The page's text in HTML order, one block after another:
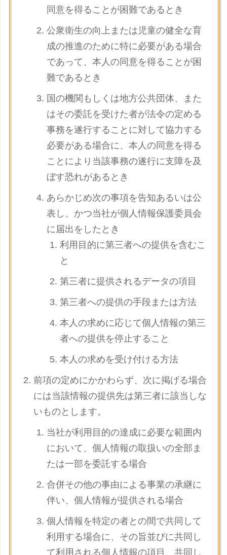
同意を得ることが困難であるとき
公衆衛生の向上または児童の健全な育
成の推進のために特に必要がある場合
であって、本人の同意を得ることが困
難であるとき
国の機関もしくは地方公共団体、また
はその委託を受けた者が法令の定める
事務を遂行することに対して協力する
必要がある場合に、本人の同意を得る
ことにより当該事務の遂行に支障を及
ぼす恐れがあるとき
あらかじめ次の事項を告知あるいは公
表し、かつ当社が個人情報保護委員会
に届出をしたとき
利用目的に第三者への提供を含むこ
と
第三者に提供されるデータの項目
第三者への提供の手段または方法
本人の求めに応じて個人情報の第三
者への提供を停止すること
本人の求めを受け付ける方法
前項の定めにかかわらず、次に掲げる場合
には当該情報の提供先は第三者に該当しな
いものとします。
当社が利用目的の達成に必要な範囲内
において、個人情報の取扱いの全部ま
たは一部を委託する場合
合併その他の事由による事業の承継に
伴い、個人情報が提供される場合
個人情報を特定の者との間で共同して
利用する場合に、その旨並びに共同し
て利用される個人情報の項目、共同し